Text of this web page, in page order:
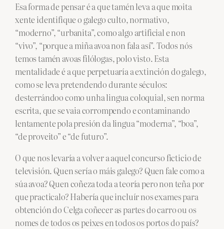
Esa forma de pensar é a que tamén leva a que moita
xente identifique o galego culto, normativo,
“moderno”, “urbanita”, como algo artificial e non
“vivo”, “porque a miña avoa non fala así”. Todos nós
temos tamén avoas filólogas, polo visto. Esta
mentalidade é a que perpetuaría a extinción do galego,
como se leva pretendendo durante séculos:
desterrándoo como unha lingua coloquial, sen norma
escrita, que se vaia corrompendo e contaminando
lentamente pola presión da lingua “moderna”, “boa”,
“de proveito” e “de futuro”.
O que nos levaría a volver a aquel concurso ficticio de
televisión. Quen sería o máis galego? Quen fale como a
súa avoa? Quen coñeza toda a teoría pero non teña por
que practicalo? Habería que incluír nos exames para
obtención do Celga coñecer as partes do carro ou os
nomes de todos os peixes en todos os portos do país?